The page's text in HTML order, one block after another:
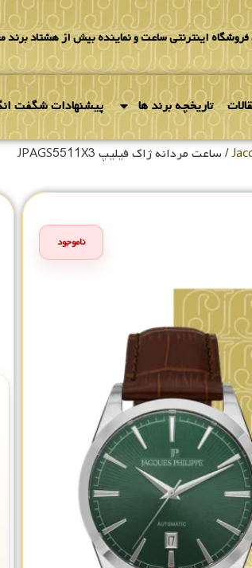
فروشگاه اینترنتی ساعت و نماینده بیش از هشتاد
تاریخچه برند ها پیشنهادات شگفت
/ ساعت مردانه ژاک فیلیپ JPAGS5511X3
ناموجود